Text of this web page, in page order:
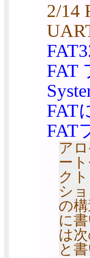
2/14
FAT
FAT
FAT
ア
ー
ク
シ
の
に
は
と